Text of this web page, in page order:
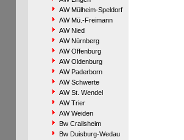
AW Mülheim-Speldorf
AW Mü.-Freimann
AW Nied
AW Nürnberg
AW Offenburg
AW Oldenburg
AW Paderborn
AW Schwerte
AW St. Wendel
AW Trier
AW Weiden
Bw Crailsheim
Bw Duisburg-Wedau